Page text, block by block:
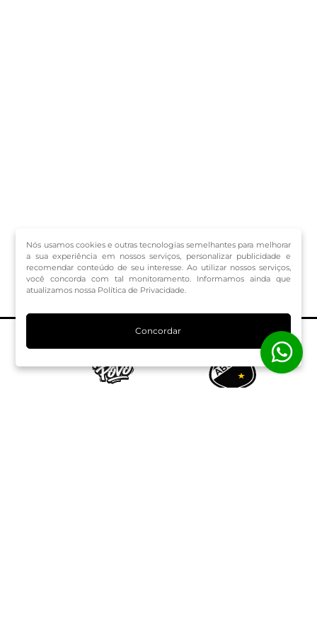
Nós usamos cookies e outras tecnologias semelhantes para melhorar
a sua experiência em nossos serviços, personalizar publicidade e
recomendar conteúdo de seu interesse. Ao utilizar nossos serviços,
você concorda com tal monitoramento. Informamos ainda que
atualizamos nossa Política de Privacidade.
Concordar